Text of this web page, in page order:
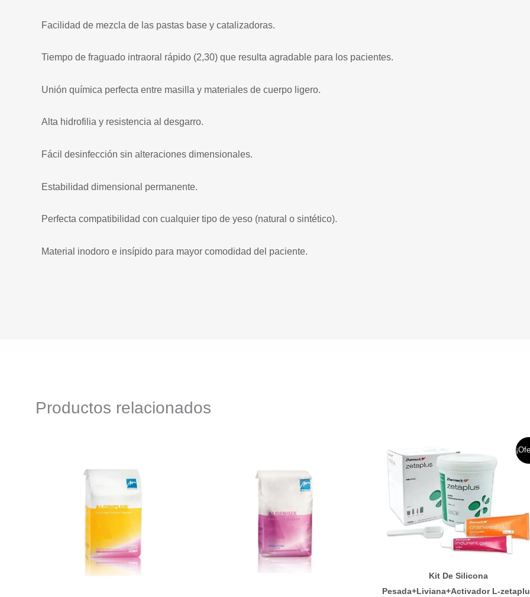
Facilidad de mezcla de las pastas base y catalizadoras.
Tiempo de fraguado intraoral rápido (2,30) que resulta agradable para los pacientes.
Unión química perfecta entre masilla y materiales de cuerpo ligero.
Alta hidrofilia y resistencia al desgarro.
Fácil desinfección sin alteraciones dimensionales.
Estabilidad dimensional permanente.
Perfecta compatibilidad con cualquier tipo de yeso (natural o sintético).
Material inodoro e insípido para mayor comodidad del paciente.
Productos relacionados
Kit De Silicona
Pesada+Liviana+Activador L-
El
precio
original
era:
$ 62.900.
$